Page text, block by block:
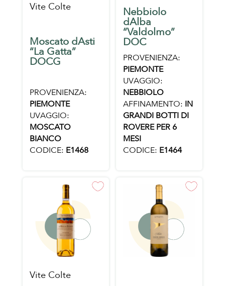
Vite Colte
Moscato dAsti
“La Gatta”
DOCG
PROVENIENZA:
PIEMONTE
UVAGGIO:
MOSCATO
BIANCO
CODICE: E1468
Nebbiolo
dAlba
“Valdolmo”
DOC
PROVENIENZA:
PIEMONTE
UVAGGIO:
NEBBIOLO
AFFINAMENTO: IN
GRANDI BOTTI DI
ROVERE PER 6
MESI
CODICE: E1464
Vite Colte